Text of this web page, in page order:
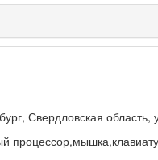
Свердловская